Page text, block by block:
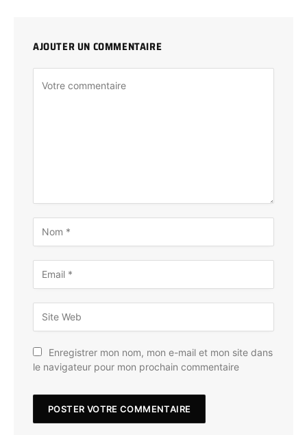
AJOUTER UN COMMENTAIRE
Enregistrer mon nom, mon e-mail et mon site dans
le navigateur pour mon prochain commentaire